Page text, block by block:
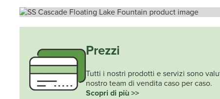
Prezzi
Tutti i nostri prodotti e servizi sono
nostro team di vendita caso per caso.
Scopri di più >>